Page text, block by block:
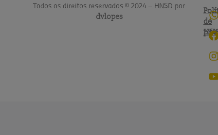
Todos os direitos reservados © 2024 – HNSD por
dvlopes
de
do